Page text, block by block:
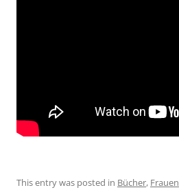
This entry was posted in Bücher, Frauen